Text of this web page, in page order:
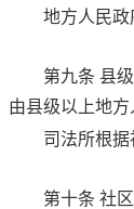
地方人民
第九条 县
由县级以上地
司法所根
第十条 社